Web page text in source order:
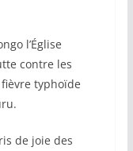
l’Église
contre les
typhoïde
de joie des